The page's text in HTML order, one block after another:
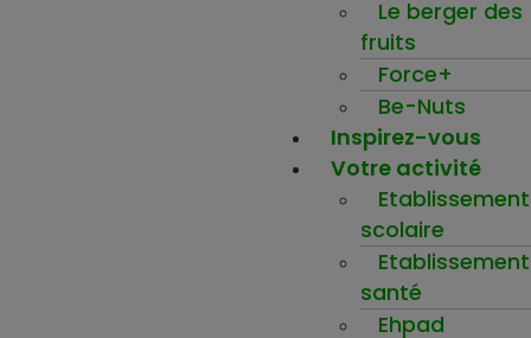
Le berger des
fruits
Force+
Be-Nuts
Inspirez-vous
Votre activité
Etablissement
scolaire
santé
Ehpad